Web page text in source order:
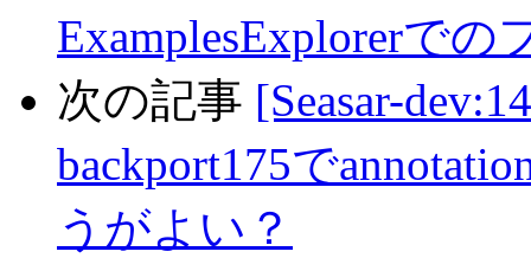
ExamplesExplorerでの
次の記事 [Seasar-
backport175で
うがよい？